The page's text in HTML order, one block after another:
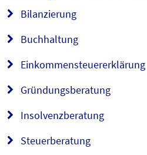
Bilanzierung
Buchhaltung
Einkommensteuererklärung
Gründungsberatung
Insolvenzberatung
Steuerberatung